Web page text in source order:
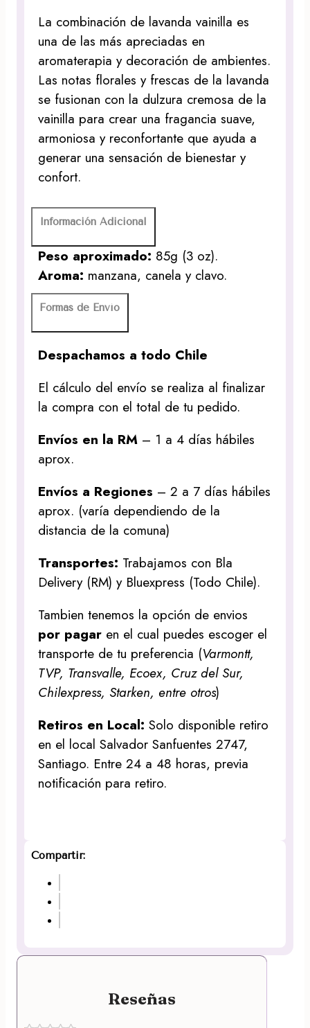
La combinación de lavanda vainilla es
una de las más apreciadas en
aromaterapia y decoración de ambientes.
Las notas florales y frescas de la lavanda
se fusionan con la dulzura cremosa de la
vainilla para crear una fragancia suave,
armoniosa y reconfortante que ayuda a
generar una sensación de bienestar y
confort.
Información Adicional
Peso aproximado: 85g (3 oz).
Aroma: manzana, canela y clavo.
Formas de Envío
Despachamos a todo Chile
El cálculo del envío se realiza al finalizar
la compra con el total de tu pedido.
Envíos en la RM – 1 a 4 días hábiles
aprox.
Envíos a Regiones – 2 a 7 días hábiles
aprox. (varía dependiendo de la
distancia de la comuna)
Transportes: Trabajamos con Bla
Delivery (RM) y Bluexpress (Todo Chile).
Tambien tenemos la opción de envios
por pagar en el cual puedes escoger el
transporte de tu preferencia (Varmontt,
TVP, Transvalle, Ecoex, Cruz del Sur,
Chilexpress, Starken, entre otros)
Retiros en Local:Solo disponible retiro
en el local Salvador Sanfuentes 2747,
Santiago. Entre 24 a 48 horas, previa
notificación para retiro.
Compartir:
Reseñas